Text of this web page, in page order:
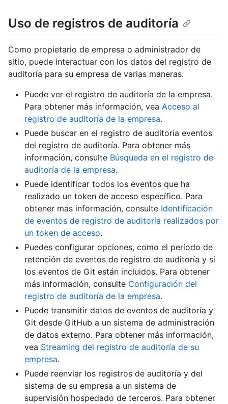
Uso de registros de auditoría
Como propietario de empresa o administrador de
sitio, puede interactuar con los datos del registro de
auditoría para su empresa de varias maneras:
Puede ver el registro de auditoría de la empresa.
Para obtener más información, vea Acceso al
registro de auditoría de la empresa.
Puede buscar en el registro de auditoría eventos
del registro de auditoría. Para obtener más
información, consulte Búsqueda en el registro de
auditoría de la empresa.
Puede identificar todos los eventos que ha
realizado un token de acceso específico. Para
obtener más información, consulte Identificación
de eventos de registro de auditoría realizados por
un token de acceso.
Puedes configurar opciones, como el período de
retención de eventos de registro de auditoría y si
los eventos de Git están incluidos. Para obtener
más información, consulte Configuración del
registro de auditoría de la empresa.
Puede transmitir datos de eventos de auditoría y
Git desde GitHub a un sistema de administración
de datos externo. Para obtener más información,
vea Streaming del registro de auditoría de su
empresa.
Puede reenviar los registros de auditoría y del
sistema de su empresa a un sistema de
supervisión hospedado de terceros. Para obtener